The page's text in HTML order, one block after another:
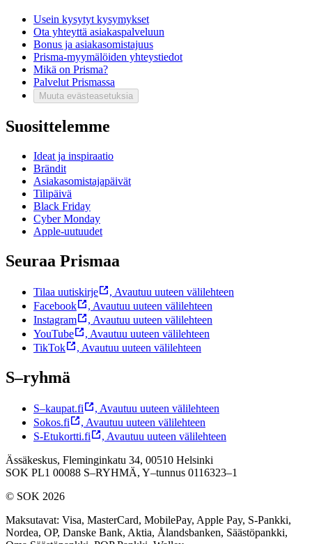
Usein kysytyt kysymykset
Ota yhteyttä asiakaspalveluun
Bonus ja asiakasomistajuus
Prisma-myymälöiden yhteystiedot
Mikä on Prisma?
Palvelut Prismassa
Muuta evästeasetuksia
Suosittelemme
Ideat ja inspiraatio
Brändit
Asiakasomistajapäivät
Tilipäivä
Black Friday
Cyber Monday
Apple-uutuudet
Seuraa Prismaa
Tilaa uutiskirje , Avautuu uuteen välilehteen
Facebook
, Avautuu uuteen välilehteen
Instagram
, Avautuu uuteen välilehteen
YouTube
, Avautuu uuteen välilehteen
TikTok
, Avautuu uuteen välilehteen
S–ryhmä
S–kaupat.fi , Avautuu uuteen välilehteen
Sokos.fi
, Avautuu uuteen välilehteen
S-Etukortti.fi
, Avautuu uuteen välilehteen
Ässäkeskus, Fleminginkatu 34, 00510 Helsinki
SOK PL1 00088 S–RYHMÄ, Y–tunnus 0116323–1
© SOK 2026
Maksutavat: Visa, MasterCard, MobilePay, Apple Pay, S-Pankki,
Nordea, OP, Danske Bank, Aktia, Ålandsbanken, Säästöpankki,